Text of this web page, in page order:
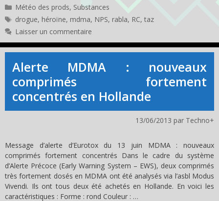
Catégories
Météo des prods, Substances
Étiquettes
drogue, héroïne, mdma, NPS, rabla, RC,taz
Laisser un commentaire
Alerte MDMA : nouveaux
comprimés fortement
concentrés en Hollande
13/06/2013 par Techno+
Message d’alerte d’Eurotox du 13 juin MDMA : nouveaux
comprimés fortement concentrés Dans le cadre du système
d’Alerte Précoce (Early Warning System – EWS), deux comprimés
très fortement dosés en MDMA ont été analysés via l’asbl Modus
Vivendi. Ils ont tous deux été achetés en Hollande. En voici les
caractéristiques : Forme : rond Couleur : …